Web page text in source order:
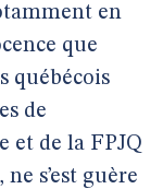
en
que
québécois
de
et de la FPJQ
s’est guère